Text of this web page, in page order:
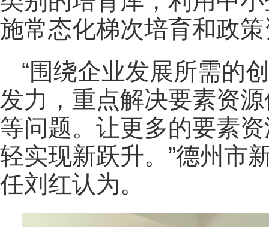
施常态化梯次培育和政
“围绕企业发展所需的
发力，重点解决要素资
等问题。让更多的要素
轻实现新跃升。”德州市
任刘红认为。